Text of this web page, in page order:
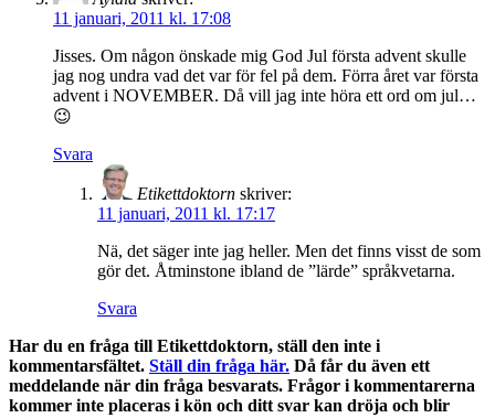
11 januari, 2011 kl. 17:08
Jisses. Om någon önskade mig God Jul första advent skulle
jag nog undra vad det var för fel på dem. Förra året var första
advent i NOVEMBER. Då vill jag inte höra ett ord om jul…
😉
Svara
Etikettdoktorn skriver:
11 januari, 2011 kl. 17:17
Nä, det säger inte jag heller. Men det finns visst de som
gör det. Åtminstone ibland de ”lärde” språkvetarna.
Svara
Har du en fråga till Etikettdoktorn, ställ den inte i
kommentarsfältet. Ställ din fråga här. Då får du även ett
meddelande när din fråga besvarats. Frågor i kommentarerna
kommer inte placeras i kön och ditt svar kan dröja och blir